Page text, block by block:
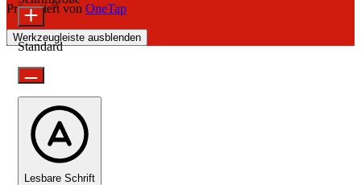
Präsentiert von OneTap
Werkzeugleiste ausblenden
Standard
Lesbare Schrift